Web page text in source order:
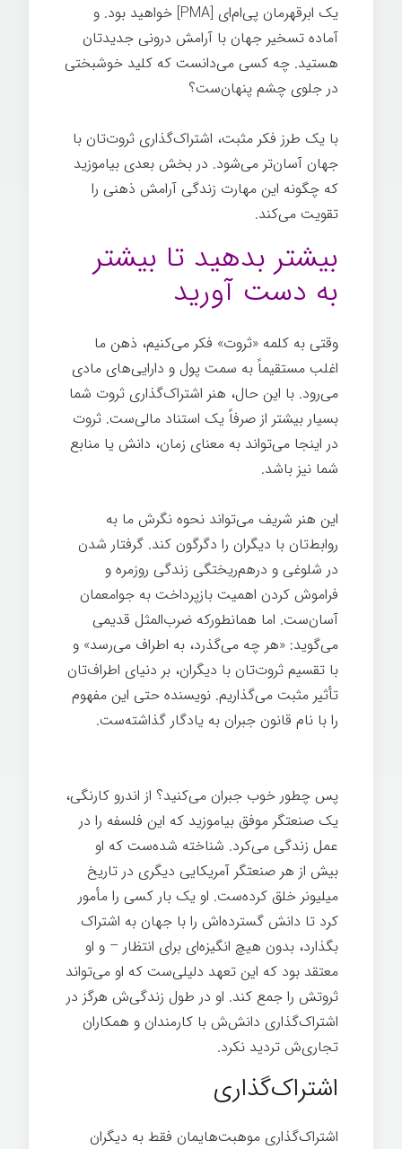
یک ابرقهرمان پی‌ام‌ای [PMA] خواهید بود. و
آماده تسخیر جهان با آرامش درونی جدیدتان
هستید. چه کسی می‌دانست که کلید خوشبختی
در جلوی چشم پنهان‌ست؟
با یک طرز فکر مثبت، اشتراک‌گذاری ثروت‌تان با
جهان آسان‌تر می‌شود. در بخش بعدی بیاموزید
که چگونه این مهارت زندگی آرامش ذهنی را
تقویت می‌کند.
بیشتر بدهید تا بیشتر
به دست آورید
وقتی به کلمه «ثروت» فکر می‌کنیم، ذهن ما
اغلب مستقیماً به سمت پول و دارایی‌های مادی
می‌رود. با این حال، هنر اشتراک‌گذاری ثروت شما
بسیار بیشتر از صرفاً یک استناد مالی‌ست. ثروت
در اینجا می‌تواند به معنای زمان، دانش یا منابع
شما نیز باشد.
این هنر شریف می‌تواند نحوه نگرش ما به
روابط‌تان با دیگران را دگرگون کند. گرفتار شدن
در شلوغی و درهم‌ریختگی زندگی روزمره و
فراموش کردن اهمیت بازپرداخت به جوامعمان
آسان‌ست. اما همانطورکه ضرب‌المثل قدیمی
می‌گوید: «هر چه می‌گذرد، به اطراف می‌رسد» و
با تقسیم ثروت‌تان با دیگران، بر دنیای اطراف‌تان
تأثیر مثبت می‌گذاریم. نویسنده حتی این مفهوم
را با نام قانون جبران به یادگار گذاشته‌ست.
پس چطور خوب جبران می‌کنید؟ از اندرو کارنگی،
یک صنعتگر موفق بیاموزید که این فلسفه را در
عمل زندگی می‌کرد. شناخته شده‌ست که او
بیش از هر صنعتگر آمریکایی دیگری در تاریخ
میلیونر خلق کرده‌ست. او یک بار کسی را مأمور
کرد تا دانش گسترده‌اش را با جهان به اشتراک
بگذارد، بدون هیچ انگیزه‌ای برای انتظار – و او
معتقد بود که این تعهد دلیلی‌ست که او می‌تواند
ثروتش را جمع کند. او در طول زندگی‌ش هرگز در
اشتراک‌گذاری دانش‌ش با کارمندان و همکاران
تجاری‌ش تردید نکرد.
اشتراک‌گذاری
اشتراک‌گذاری موهبت‌هایمان فقط به دیگران